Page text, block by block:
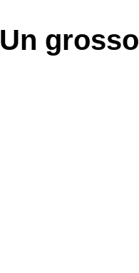
Un grosso